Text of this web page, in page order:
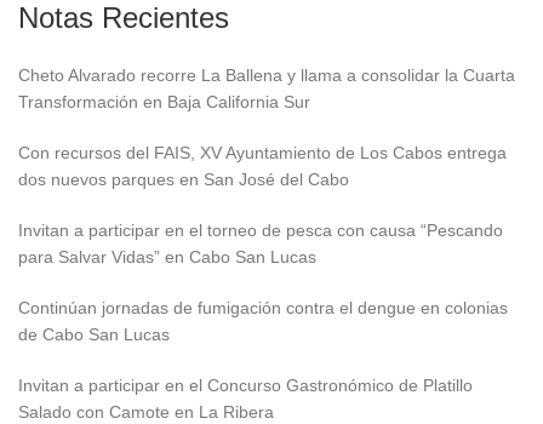
Notas Recientes
Cheto Alvarado recorre La Ballena y llama a consolidar la Cuarta
Transformación en Baja California Sur
Con recursos del FAIS, XV Ayuntamiento de Los Cabos entrega
dos nuevos parques en San José del Cabo
Invitan a participar en el torneo de pesca con causa “Pescando
para Salvar Vidas” en Cabo San Lucas
Continúan jornadas de fumigación contra el dengue en colonias
de Cabo San Lucas
Invitan a participar en el Concurso Gastronómico de Platillo
Salado con Camote en La Ribera